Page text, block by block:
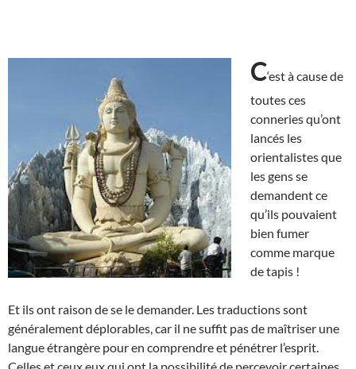
C‘est à cause de
toutes ces
conneries qu’ont
lancés les
orientalistes que
les gens se
demandent ce
qu’ils pouvaient
bien fumer
comme marque
de tapis !
Et ils ont raison de se le demander. Les traductions sont
généralement déplorables, car il ne suffit pas de maîtriser une
langue étrangère pour en comprendre et pénétrer l’esprit.
Celles et ceux eux qui ont la possibilité de percevoir certaines